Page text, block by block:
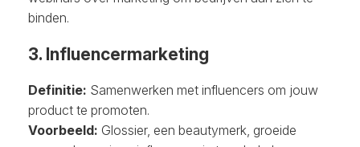
binden.
3. Influencermarketing
Definitie: Samenwerken met influencers om jouw
product te promoten.
Voorbeeld: Glossier, een beautymerk, groeide